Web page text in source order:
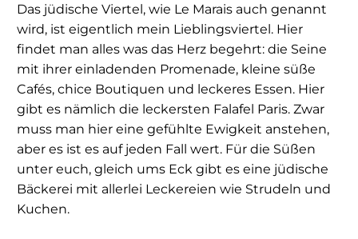
Das jüdische Viertel, wie Le Marais auch genannt
wird, ist eigentlich mein Lieblingsviertel. Hier
findet man alles was das Herz begehrt: die Seine
mit ihrer einladenden Promenade, kleine süße
Cafés, chice Boutiquen und leckeres Essen. Hier
gibt es nämlich die leckersten Falafel Paris. Zwar
muss man hier eine gefühlte Ewigkeit anstehen,
aber es ist es auf jeden Fall wert. Für die Süßen
unter euch, gleich ums Eck gibt es eine jüdische
Bäckerei mit allerlei Leckereien wie Strudeln und
Kuchen.